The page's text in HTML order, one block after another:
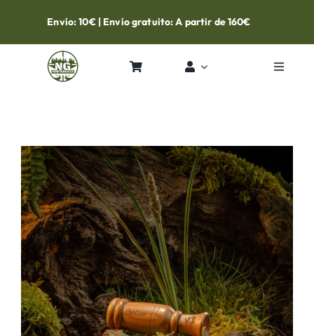
content
Envío: 10€ | Envío gratuito: A partir de 160€
Toggle
Tienda
Contacto